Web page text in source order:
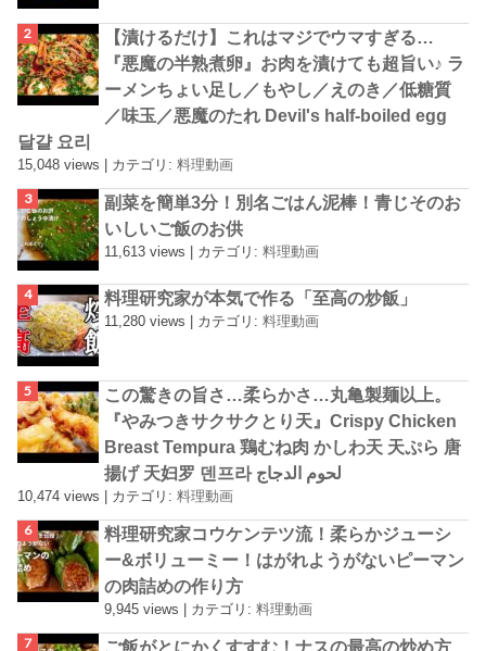
【漬けるだけ】これはマジでウマすぎる…
『悪魔の半熟煮卵』お肉を漬けても超旨い♪ ラ
ーメンちょい足し／もやし／えのき／低糖質
／味玉／悪魔のたれ Devil's half-boiled egg
달걀 요리
15,048 views | カテゴリ:料理動画
副菜を簡単3分！別名ごはん泥棒！青じそのお
いしいご飯のお供
11,613 views カテゴリ:料理動画
料理研究家が本気で作る「至高の炒飯」
11,280 views カテゴリ:料理動画
この驚きの旨さ…柔らかさ…丸亀製麺以上。
『やみつきサクサクとり天』Crispy Chicken
Breast Tempura 鶏むね肉 かしわ天 天ぷら 唐
揚げ 天妇罗 덴프라 لحوم الدجاج
10,474 views | カテゴリ:料理動画
料理研究家コウケンテツ流！柔らかジューシ
ー&ボリューミー！はがれようがないピーマン
の肉詰めの作り方
9,945 views カテゴリ:料理動画
ご飯がとにかくすすむ！ナスの最高の炒め方